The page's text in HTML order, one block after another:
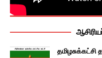
தமிழசுக்கட்சி